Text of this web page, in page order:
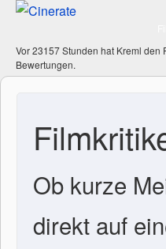
Vor 23157 Stunden hat Kreml den
Bewertungen.
Ob kurze
direkt auf